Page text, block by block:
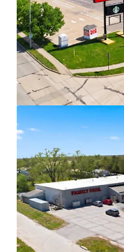
Walgreens - Fort